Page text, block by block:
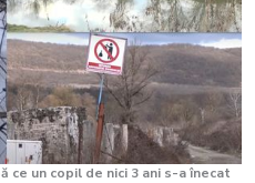
ce un copil de nici 3 ani s-a înecat